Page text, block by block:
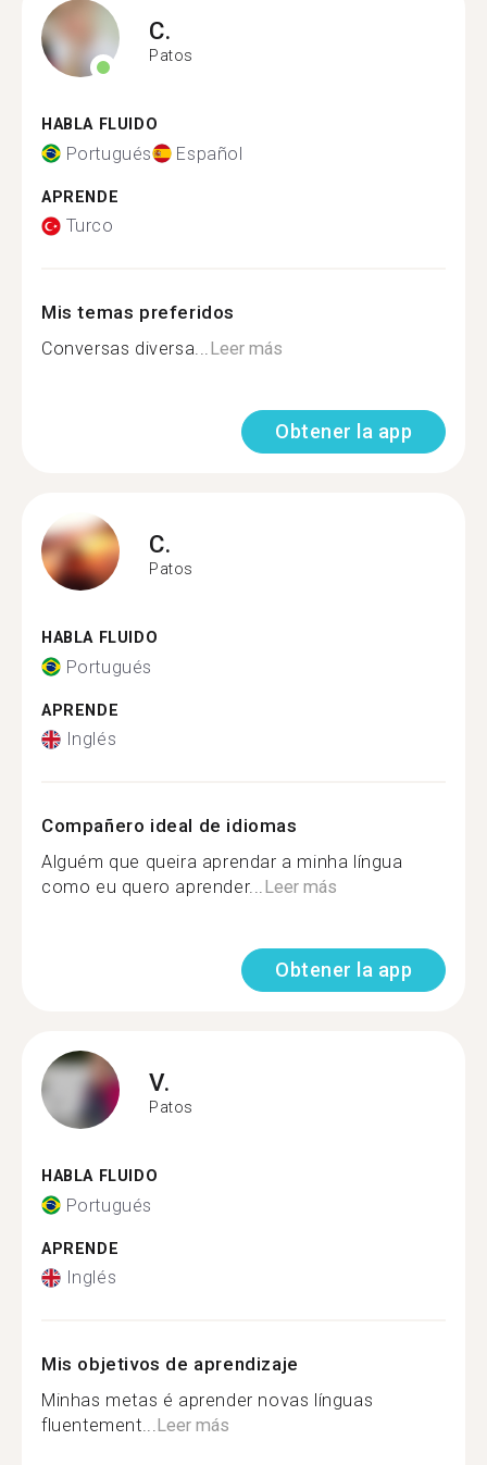
C.
Patos
HABLA FLUIDO
Portugués Español
APRENDE
Turco
Mis temas preferidos
Conversas diversa...Leer más
Obtener la app
C.
Patos
HABLA FLUIDO
Portugués
APRENDE
Inglés
Compañero ideal de idiomas
Alguém que queira aprendar a minha língua
como eu quero aprender...Leer más
Obtener la app
V.
Patos
HABLA FLUIDO
Portugués
APRENDE
Inglés
Mis objetivos de aprendizaje
Minhas metas é aprender novas línguas
fluentement...Leer más